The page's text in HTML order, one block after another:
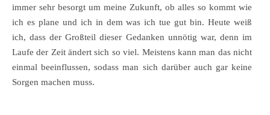
immer sehr besorgt um meine Zukunft, ob alles so kommt wie
ich es plane und ich in dem was ich tue gut bin. Heute weiß
ich, dass der Großteil dieser Gedanken unnötig war, denn im
Laufe der Zeit ändert sich so viel. Meistens kann man das nicht
einmal beeinflussen, sodass man sich darüber auch gar keine
Sorgen machen muss.